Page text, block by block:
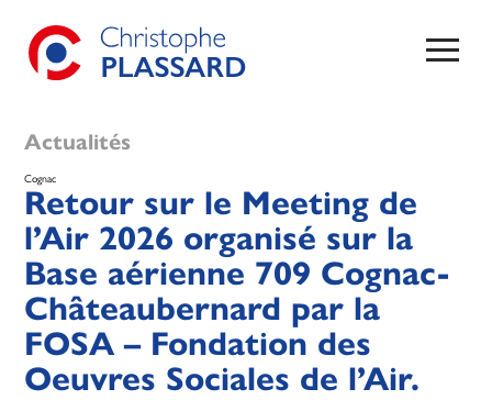
Actualités
Cognac
Retour sur le Meeting de
l’Air 2026 organisé sur la
Base aérienne 709 Cognac-
Châteaubernard par la
FOSA – Fondation des
Oeuvres Sociales de l’Air.